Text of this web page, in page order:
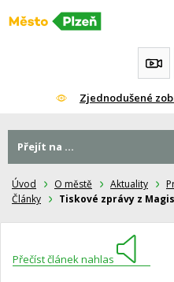
Přeskočit
Zjednodušené
Úvod O městě Aktuality
Články
Tiskové zprávy z
Přečíst článek nahlas
Přejít na ...